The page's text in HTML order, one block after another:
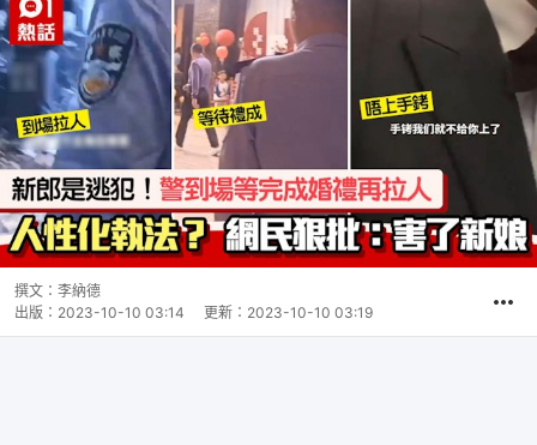
撰文： 李納德
出版： 2023-10-10 03:14 更新： 2023-10-10 03:19